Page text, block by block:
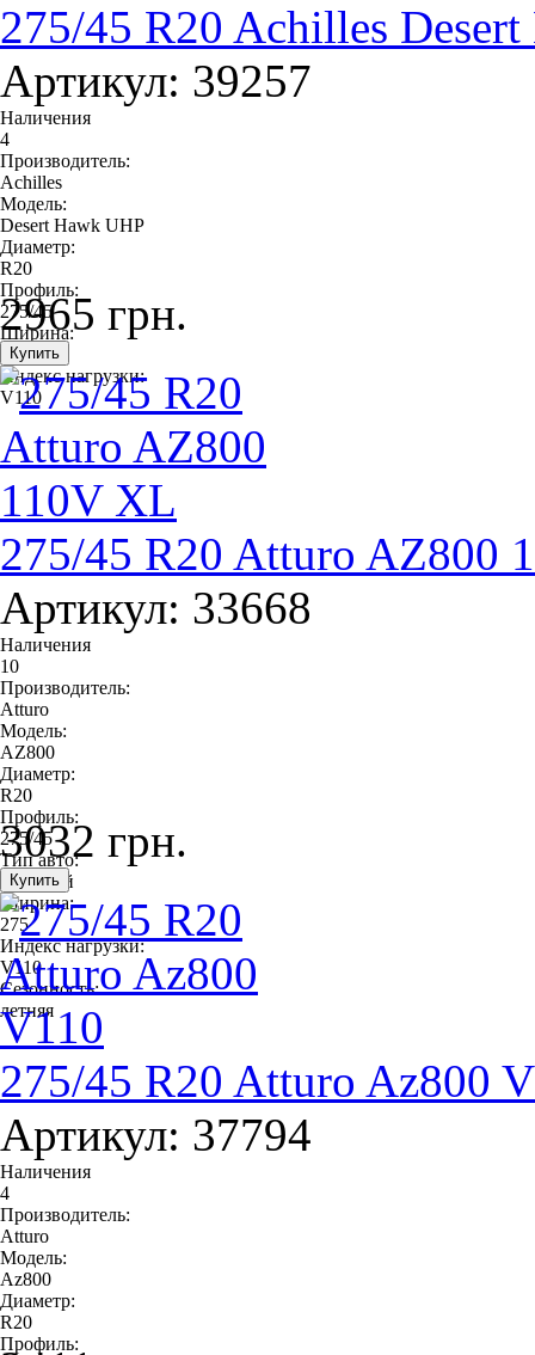
275/45 R20 Achilles
Артикул: 39257
Наличения
4
Производитель:
Achilles
Модель:
Desert Hawk UHP
Диаметр:
R20
Профиль:
275/45
Ширина:
275
Индекс нагрузки:
V110
2965 грн.
275/45 R20 Atturo AZ800
Артикул: 33668
Наличения
10
Производитель:
Atturo
Модель:
AZ800
Диаметр:
R20
Профиль:
275/45
Тип авто:
легковой
Ширина:
275
Индекс нагрузки:
V110
Сезонность:
летняя
3032 грн.
275/45 R20 Atturo Az800
Артикул: 37794
Наличения
4
Производитель:
Atturo
Модель:
Az800
Диаметр:
R20
Профиль: